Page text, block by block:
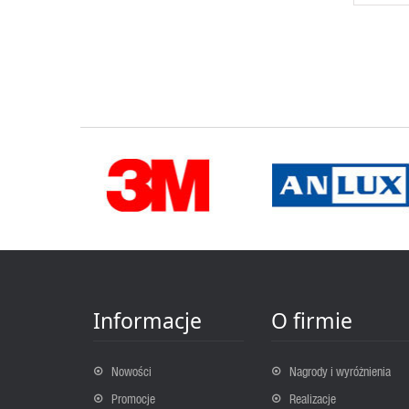
Informacje
Nowości
Promocje
O firmie
Nagrody i wyróżnienia
Realizacje